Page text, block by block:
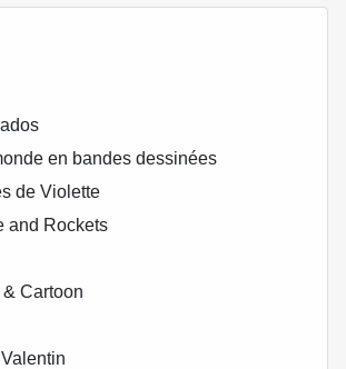
en bandes dessinées
de Violette
and Rockets
Cartoon